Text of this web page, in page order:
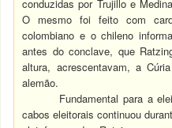
conduzidas por Trujillo e
O mesmo foi feito com
colombiano e o chileno
antes do conclave, que
altura, acrescentavam, a
alemão.
Fundamental para a
cabos eleitorais continuou